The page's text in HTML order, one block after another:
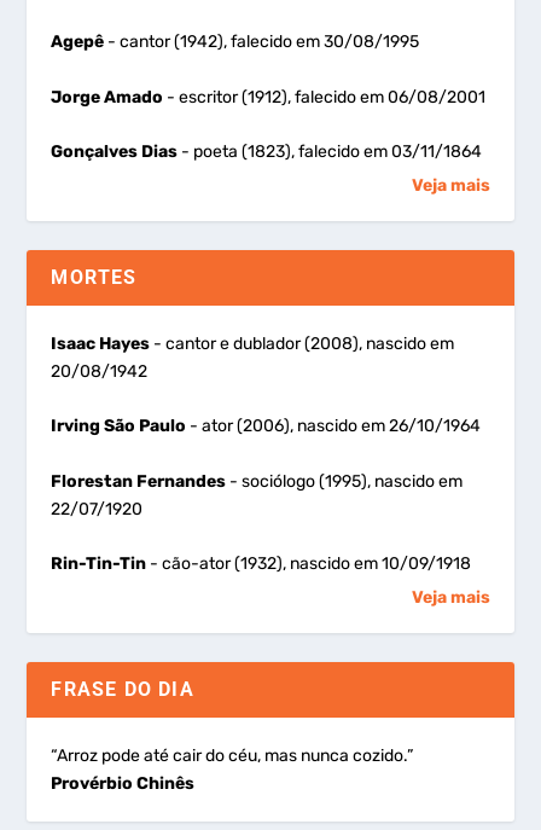
Agepê - cantor (1942), falecido em 30/08/1995
Jorge Amado - escritor (1912), falecido em 06/08/2001
Gonçalves Dias - poeta (1823), falecido em 03/11/1864
Veja mais
MORTES
Isaac Hayes - cantor e dublador (2008), nascido em
20/08/1942
Irving São Paulo - ator (2006), nascido em 26/10/1964
Florestan Fernandes - sociólogo (1995), nascido em
22/07/1920
Rin-Tin-Tin - cão-ator (1932), nascido em 10/09/1918
Veja mais
FRASE DO DIA
“Arroz pode até cair do céu, mas nunca cozido.”
Provérbio Chinês